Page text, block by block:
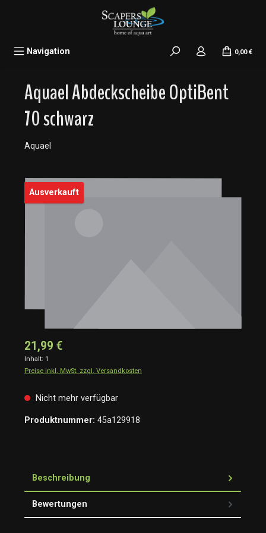
Navigation 0,00 €
Aquael Abdeckscheibe OptiBent
70 schwarz
Aquael
Bildergalerie überspringen
Ausverkauft
21,99 €
Inhalt: 1
Preise inkl. MwSt. zzgl. Versandkosten
Nicht mehr verfügbar
Produktnummer: 45a129918
Beschreibung
Bewertungen